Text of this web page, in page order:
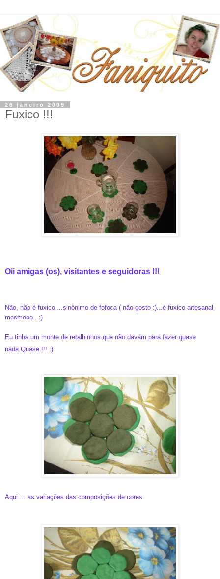
26 janeiro 2009
Fuxico !!!
Oii amigas (os), visitantes e seguidoras !!!
Não, não é fuxico ...sinônimo de fofoca ( não gosto :)...é fuxico artesanal
mesmooo . :)
Eu tinha um monte de retalhinhos que não davam para fazer quase
nada.Quase !!! :)
Aqui ... as variações das composições de cores.